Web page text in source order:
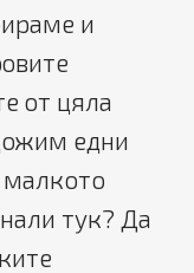
и
от цяла
едни
малкото
тук? Да